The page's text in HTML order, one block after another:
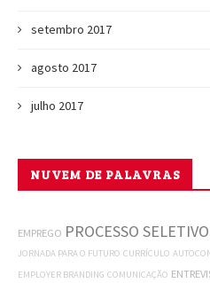
setembro 2017
agosto 2017
julho 2017
NUVEM DE PALAVRAS
EMPREGO PROCESSO SELETIVO
JORNADA PARA O FUTURO CURRÍCULO
EMPLOYER BRANDING COMUNICAÇÃO